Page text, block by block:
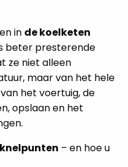
in de koelketen
beter presterende
ze niet alleen
maar van het hele
het voertuig, de
opslaan en het
– en hoe u